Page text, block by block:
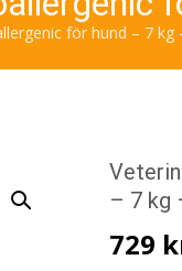
för hund – 7 kg
– 7 kg
729